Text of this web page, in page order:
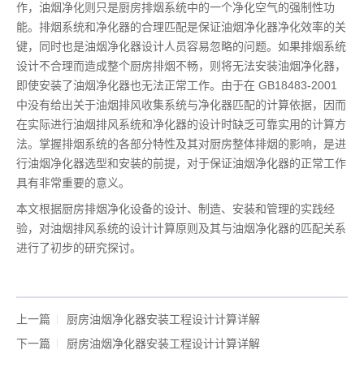
作，油烟净化则只是厨房排烟系统中的一个净化空气的强制性功
能。排烟系统和净化器的合理匹配是保证油烟净化器净化效率的关
键，同时也是油烟净化器设计人员容易忽略的问题。如果排烟系统
设计不合理而造成整个厨房排烟不畅，则将无法安装油烟净化器，
即使安装了油烟净化器也无法正常工作。由于在 GB18483-2001
中没有给出关于油烟排风收集系统与净化器匹配的计算依据，因而
在实际进行油烟排风系统和净化器的设计时缺乏可靠实用的计算方
法。掌握排烟系统的各部分特性及其对厨房整体排烟的影响，是进
行油烟净化器选型和安装的前提，对于保证油烟净化器的正常工作
具有非常重要的意义。
本文根据厨房排烟净化设备的设计、制造、安装和管理的实践经
验，对油烟排风系统的设计计算原则及其与油烟净化器的匹配关系
进行了初步的研究探讨。
上一篇
厨房油烟净化器安装工程设计计算详解
下一篇
厨房油烟净化器安装工程设计计算详解